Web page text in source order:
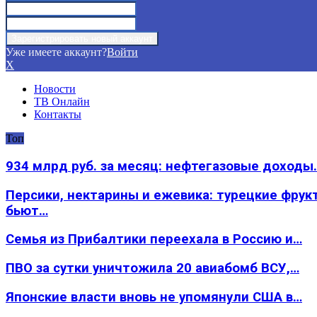
Уже имеете аккаунт?Войти
X
Новости
ТВ Онлайн
Контакты
Топ
934 млрд руб. за месяц: нефтегазовые
Персики, нектарины и ежевика: турецкие
бьют…
Семья из Прибалтики переехала в Россию и…
ПВО за сутки уничтожила 20 авиабомб ВСУ,…
Японские власти вновь не упомянули США в…